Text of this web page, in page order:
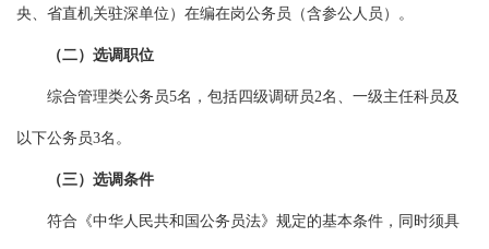
央、省直机关驻深单位）在编在岗公务员（含参公人员）。
（二）选调职位
综合管理类公务员5名，包括四级调研员2名、一级主任科员及
以下公务员3名。
（三）选调条件
符合《中华人民共和国公务员法》规定的基本条件，同时须具